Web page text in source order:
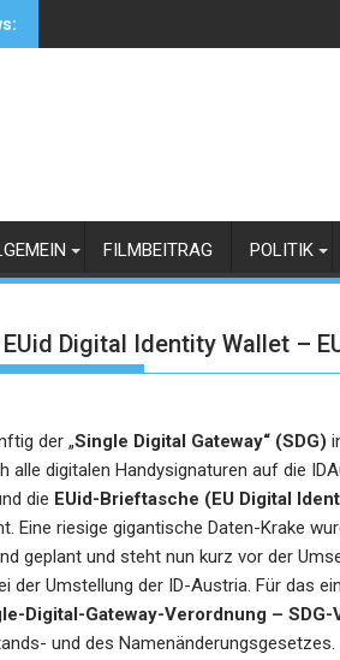
FILMBEITRAG POLITIK
Digital Identity Wallet –
der „Single Digital Gateway“ (SDG)
alle digitalen Handysignaturen auf die
die EUid-Brieftasche (EU Digital
Eine riesige gigantische Daten-Krake
geplant und steht nun kurz vor der
der Umstellung der ID-Austria. Für das
Digital-Gateway-Verordnung – SDG-
und des Namenänderungsgesetzes.